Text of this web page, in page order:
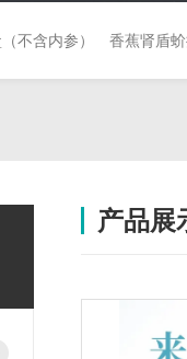
不含内参） 香蕉肾盾
产品展